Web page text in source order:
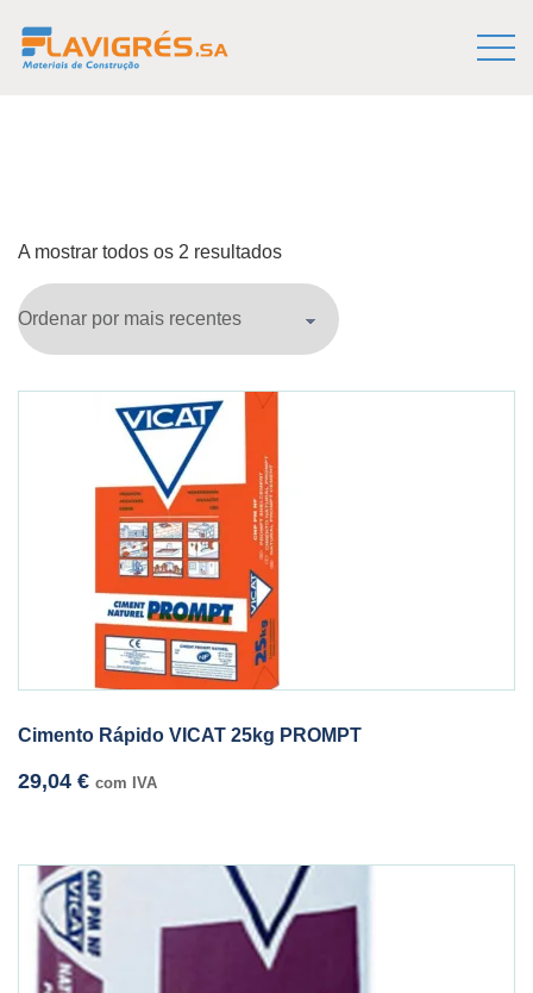
A mostrar todos os 2 resultados
Cimento Rápido VICAT 25kg PROMPT
29,04 € com IVA